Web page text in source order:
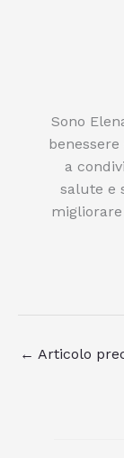
Sono
a
salute e
← Articolo